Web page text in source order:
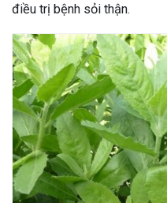
điều trị bệnh sỏi thận.